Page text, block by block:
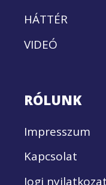
HÁTTÉR
VIDEÓ
RÓLUNK
Impresszum
Kapcsolat
Jogi nyilatkozat